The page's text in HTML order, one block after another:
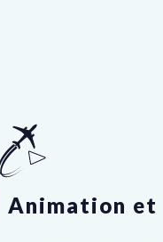
Animation et